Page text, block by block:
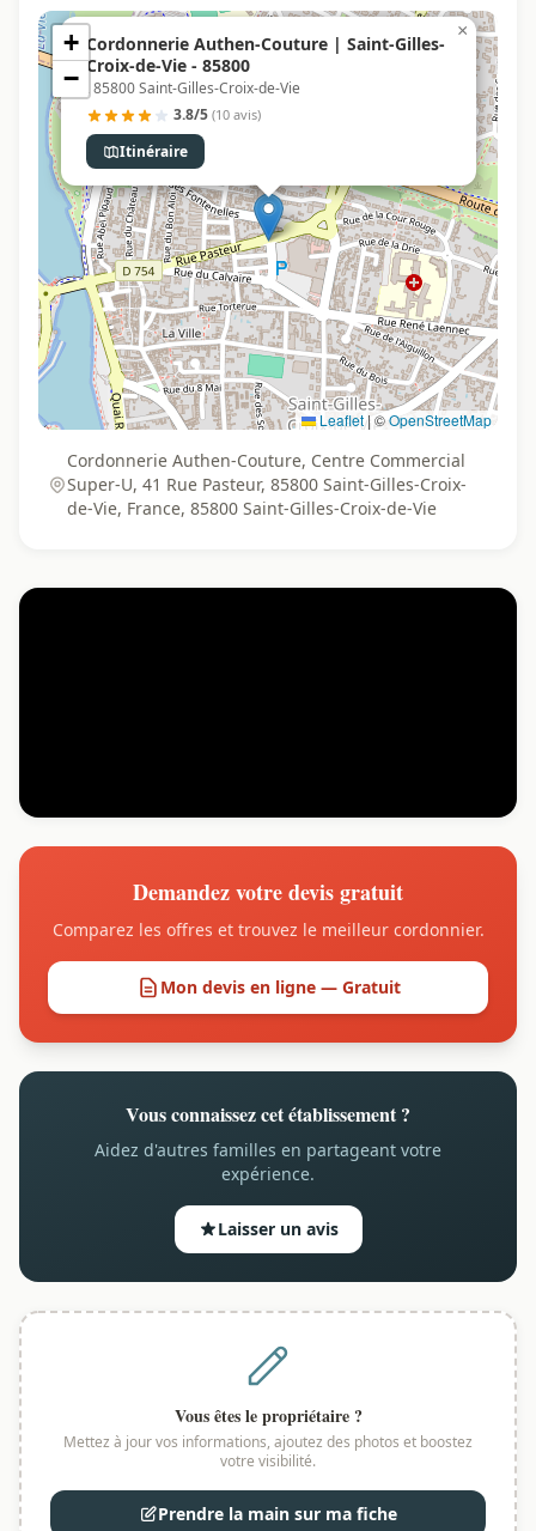
Cordonnerie Authen-Couture | Saint-Gilles-
Croix-de-Vie - 85800
, 85800 Saint-Gilles-Croix-de-Vie
3.8/5 (10 avis)
Itinéraire
×
+
−
Leaflet |©OpenStreetMap
Cordonnerie Authen-Couture, Centre Commercial
Super-U, 41 Rue Pasteur, 85800 Saint-Gilles-Croix-
de-Vie, France, 85800 Saint-Gilles-Croix-de-Vie
Demandez votre devis gratuit
Comparez les offres et trouvez le meilleur cordonnier.
Mon devis en ligne — Gratuit
Vous connaissez cet établissement ?
Aidez d'autres familles en partageant votre
expérience.
Laisser un avis
Vous êtes le propriétaire ?
Mettez à jour vos informations, ajoutez des photos et boostez
votre visibilité.
Prendre la main sur ma fiche